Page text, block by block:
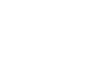
das suas marcas favoritas